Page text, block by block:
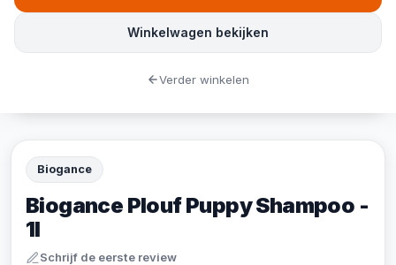
Biogance
Biogance Plouf Puppy Shampoo -
1l
Schrijf de eerste review
Winkelwagen bekijken
Verder winkelen